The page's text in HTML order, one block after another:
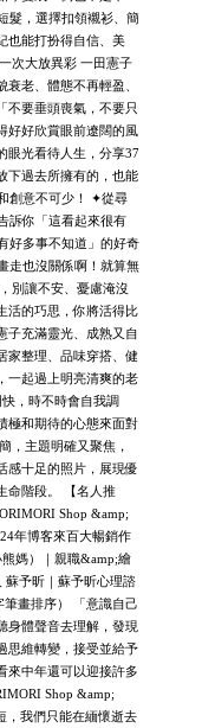
髮，選擇扣領襯衫、簡
也能打扮得自信、美
次大放異彩 一田憲子
老、體態不再輕盈、
不要垂頭喪氣，不要只
好好欣賞眼前遼闊的風
眼光看待人生，分享37
下過去所擁有的，也能
創意不可少！ ✦從尋
訴你「這看起來很有
好多事不知道」的好奇
走也沒關係啊！就算無
別讓不安、憂慮淹沒
活的巧思，你將活得比
子充滿靈光、成熟又自
家整理、品味穿搭、健
一起過上明亮清爽的老
，時不時會自我調
極和期待的心態來面對
，主題明確又聚焦，
感十足的照片，展現優
命階段。 【名人推
Shop &amp;
年博客來百大暢銷作
媽）｜親職&amp;繪
蘇予昕｜蘇予昕心理諮
畫排序） 「意識自己
身體聲音去理解，發現
思維轉變，接受並給予
來中年還可以迎接許多
Shop &amp;
，我們只能在緬懷逝去